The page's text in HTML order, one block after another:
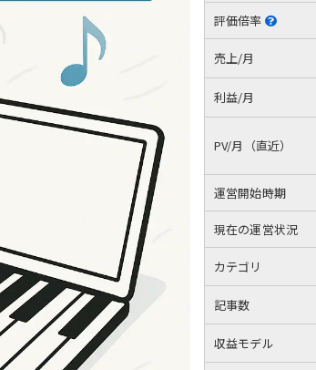
評価倍率
売上/月
利益/月
PV/月（直近）
運営開始時期
現在の運営状況
カテゴリ
記事数
収益モデル